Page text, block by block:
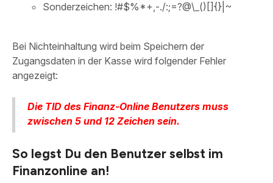
Sonderzeichen: !#$%*+,-./:;=?@\_()[]{}|~
Bei Nichteinhaltung wird beim Speichern der
Zugangsdaten in der Kasse wird folgender Fehler
angezeigt:
Die TID des Finanz-Online Benutzers muss
zwischen 5 und 12 Zeichen sein.
So legst Du den Benutzer selbst im
Finanzonline an!